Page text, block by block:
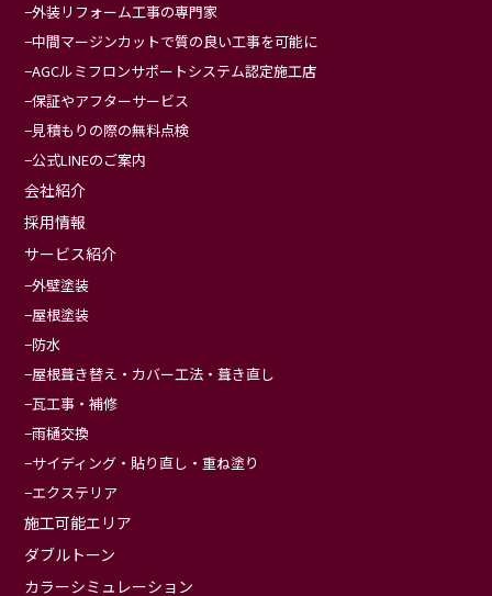
外装リフォーム工事の専門家
中間マージンカットで質の良い工事を可能に
AGCルミフロンサポートシステム認定施工店
保証やアフターサービス
見積もりの際の無料点検
公式LINEのご案内
会社紹介
採用情報
サービス紹介
外壁塗装
屋根塗装
防水
屋根葺き替え・カバー工法・葺き直し
瓦工事・補修
雨樋交換
サイディング・貼り直し・重ね塗り
エクステリア
施工可能エリア
ダブルトーン
カラーシミュレーション